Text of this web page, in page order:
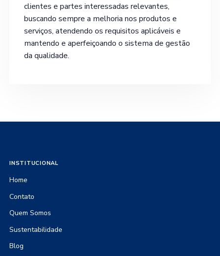
clientes e partes interessadas relevantes,
buscando sempre a melhoria nos produtos e
serviços, atendendo os requisitos aplicáveis e
mantendo e aperfeiçoando o sistema de gestão
da qualidade.
INSTITUCIONAL
Home
Contato
Quem Somos
Sustentabilidade
Blog